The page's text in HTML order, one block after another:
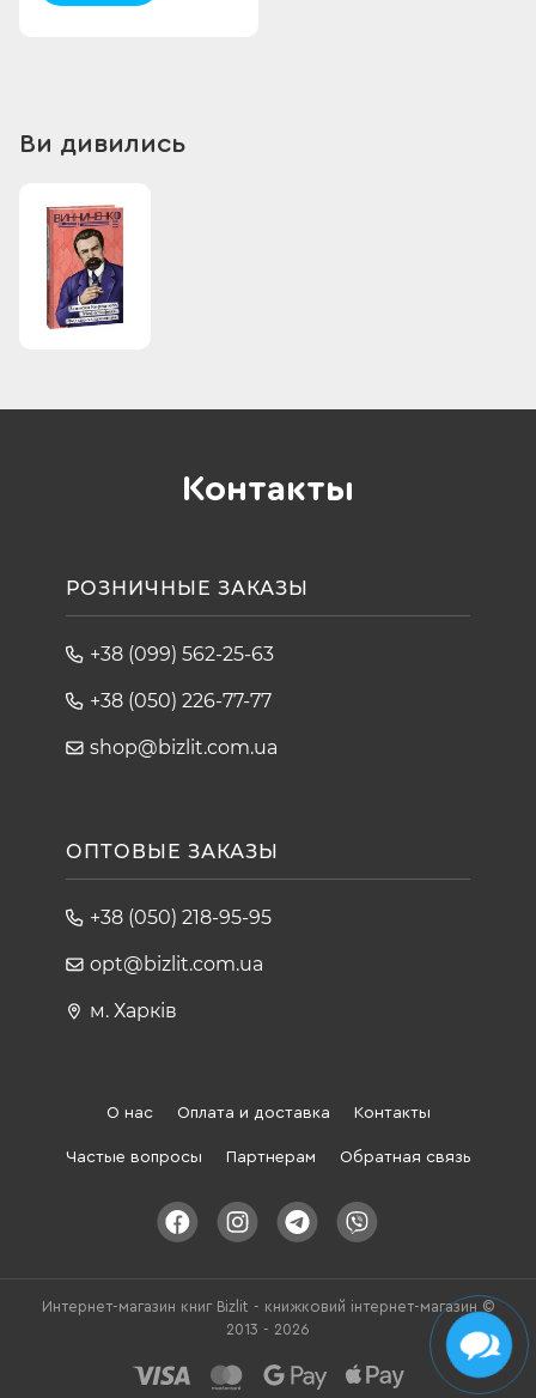
Ви дивились
Контакты
РОЗНИЧНЫЕ ЗАКАЗЫ
+38 (099) 562-25-63
+38 (050) 226-77-77
shop@bizlit.com.ua
ОПТОВЫЕ ЗАКАЗЫ
+38 (050) 218-95-95
opt@bizlit.com.ua
м. Харків
О нас Оплата и доставка Контакты
Частые вопросы Партнерам Обратная связь
Интернет-магазин книг Bizlit - книжковий інтернет-магазин ©
2013 - 2026